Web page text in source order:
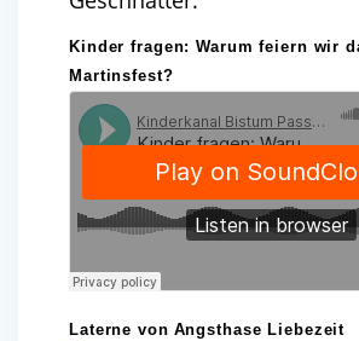
Kinder fragen: Warum feiern wir
Martinsfest?
Laterne von Angsthase Liebezeit